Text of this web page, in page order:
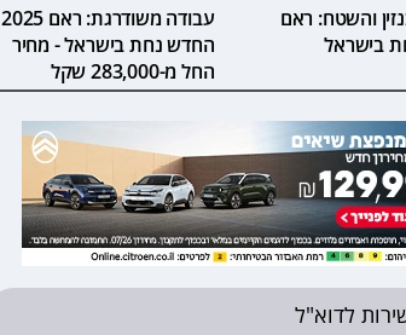
והשטח: ראם
עבודה משודרגת: ראם 2025
החדש נחת בישראל - מחיר
החל מ-283,000 שקל
לדוא"ל